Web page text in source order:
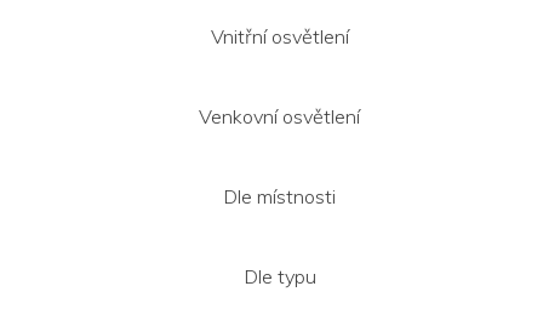
ý
s
Vnitřní osvětlení
Venkovní osvětlení
Dle místnosti
Dle typu